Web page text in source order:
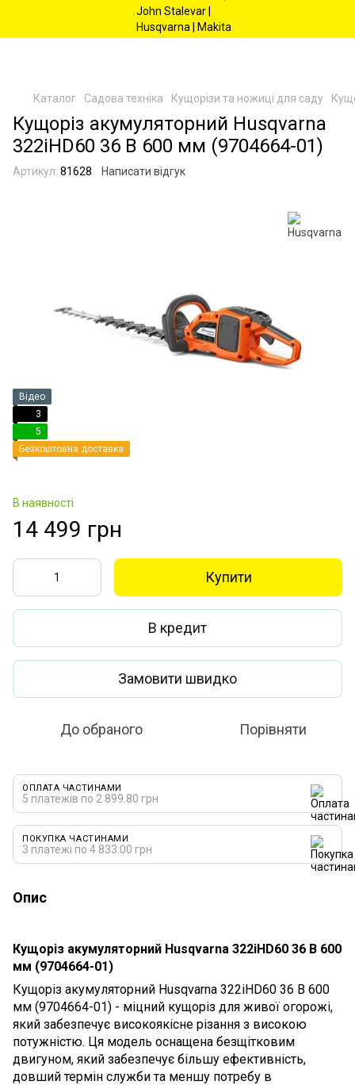
Каталог Садова техніка Кущорізи та ножиці для саду
Кущоріз акумуляторний Husqvarna
322iHD60 36 В 600 мм (9704664-01)
Артикул: 81628 Написати відгук
Відео
3
5
Безкоштовна доставка
В наявності
14 499 грн
Купити
В кредит
Замовити швидко
До обраного Порівняти
ОПЛАТА ЧАСТИНАМИ
5 платежів по 2 899.80 грн
ПОКУПКА ЧАСТИНАМИ
3 платежі по 4 833.00 грн
Опис
Кущоріз акумуляторний Husqvarna 322iHD60 36 В 600
мм (9704664-01)
Кущоріз акумуляторний Husqvarna 322iHD60 36 В 600
мм (9704664-01) - міцний кущоріз для живої огорожі,
який забезпечує високоякісне різання з високою
потужністю. Ця модель оснащена безщітковим
двигуном, який забезпечує більшу ефективність,
довший термін служби та меншу потребу в